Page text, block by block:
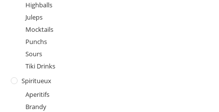
Highballs
Juleps
Mocktails
Punchs
Sours
Tiki Drinks
Spiritueux
Aperitifs
Brandy